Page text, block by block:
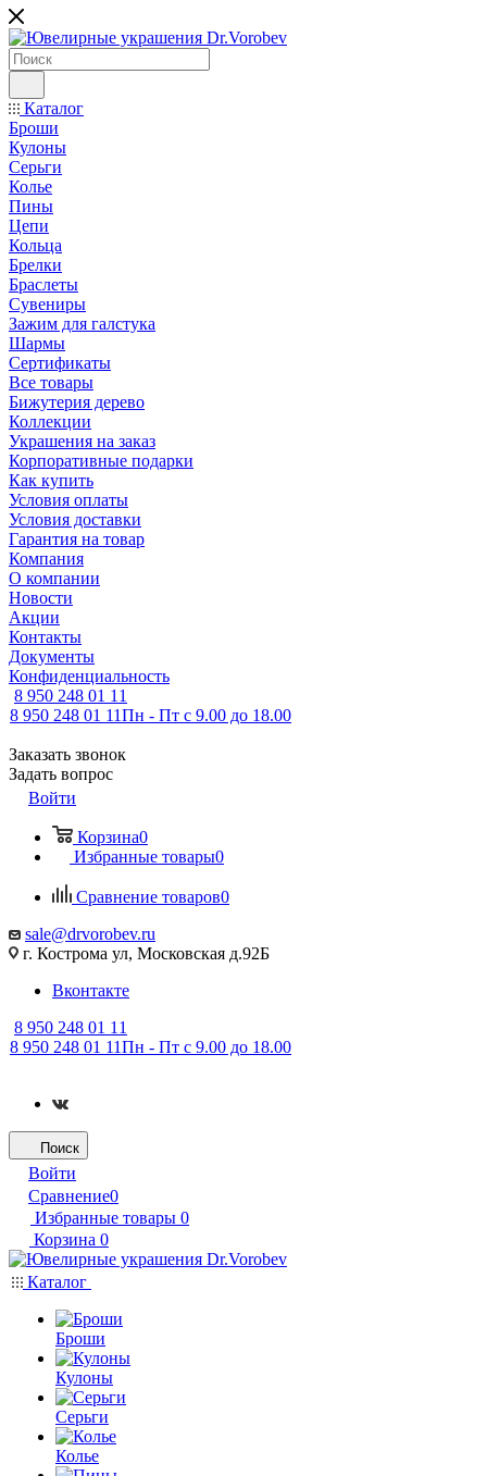
Каталог
Броши
Кулоны
Серьги
Колье
Пины
Цепи
Кольца
Брелки
Браслеты
Сувениры
Зажим для галстука
Шармы
Сертификаты
Все товары
Бижутерия дерево
Коллекции
Украшения на заказ
Корпоративные подарки
Как купить
Условия оплаты
Условия доставки
Гарантия на товар
Компания
О компании
Новости
Акции
Контакты
Документы
Конфиденциальность
8 950 248 01 11
8 950 248 01 11Пн - Пт с 9.00 до 18.00
Заказать звонок
Задать вопрос
Войти
Корзина0
Избранные товары0
Сравнение товаров0
sale@drvorobev.ru
г. Кострома ул, Московская д.92Б
Вконтакте
8 950 248 01 11
8 950 248 01 11Пн - Пт с 9.00 до 18.00
Поиск
Войти
Сравнение0
Избранные товары 0
Корзина 0
Каталог
Броши
Кулоны
Серьги
Колье